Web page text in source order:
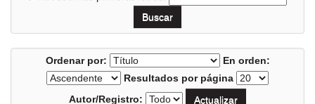
Ordenar por:
En orden:
Resultados por página
Autor/Registro: